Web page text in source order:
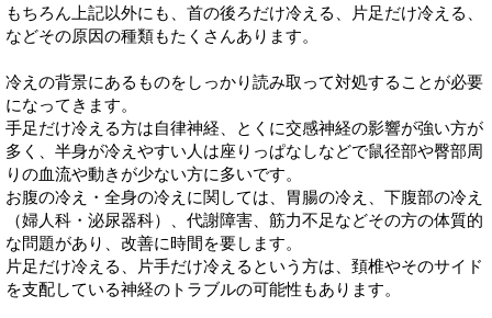
もちろん上記以外にも、首の後ろだけ冷える、片足だけ冷える、
などその原因の種類もたくさんあります。
冷えの背景にあるものをしっかり読み取って対処することが必要
になってきます。
手足だけ冷える方は自律神経、とくに交感神経の影響が強い方が
多く、半身が冷えやすい人は座りっぱなしなどで鼠径部や臀部周
りの血流や動きが少ない方に多いです。
お腹の冷え・全身の冷えに関しては、胃腸の冷え、下腹部の冷え
（婦人科・泌尿器科）、代謝障害、筋力不足などその方の体質的
な問題があり、改善に時間を要します。
片足だけ冷える、片手だけ冷えるという方は、頚椎やそのサイド
を支配している神経のトラブルの可能性もあります。